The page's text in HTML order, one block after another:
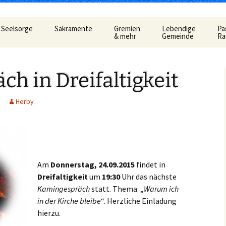
Seelsorge
Prävention im Bistum
Limburg
Sakramente
und Formular
Erstkommunion-Intern
Bußsakrament
Krankensalbung
Weihe
Gremien
& mehr
Verwaltungsrat
Hedwigsforum
Hygienekonzept
Lebendige
Gemeinde
Frauengemeinschaft
Kirchenmusik
Kleinkind-
in Dreifaltigkeit
Herby
Am Donnerstag, 24.09.2015 findet in
Dreifaltigkeitum 19:30Uhr das nächste
Kamingesprächstatt. Thema: „Warum ich
in der Kirche bleibe“. Herzliche Einladung
hierzu.